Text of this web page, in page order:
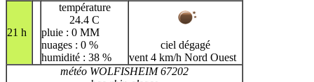
21 h
température
24.4 C
pluie : 0 MM
nuages : 0 %
humidité : 38 %
ciel dégagé
vent 4 km/h Nord Ouest
météo WOLFISHEIM 67202